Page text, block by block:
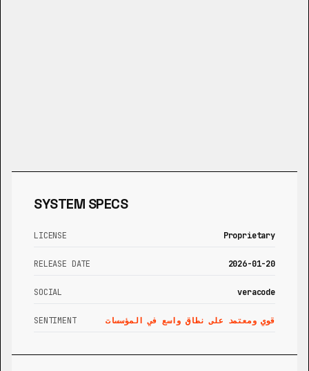
SYSTEM SPECS
LICENSE Proprietary
RELEASE DATE 2026-01-20
SOCIAL veracode
SENTIMENT قوي ومعتمد على نطاق واسع في المؤسسات